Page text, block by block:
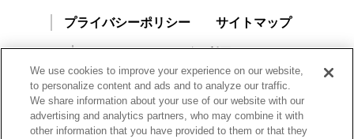
プライバシーポリシー サイトマップ
おきなわMICEナビご利用ガイド
新規ユーザー登録
We use cookies to improve your experience on our website,
to personalize content and ads and to analyze our traffic.
We share information about your use of our website with our
advertising and analytics partners, who may combine it with
other information that you have provided to them or that they